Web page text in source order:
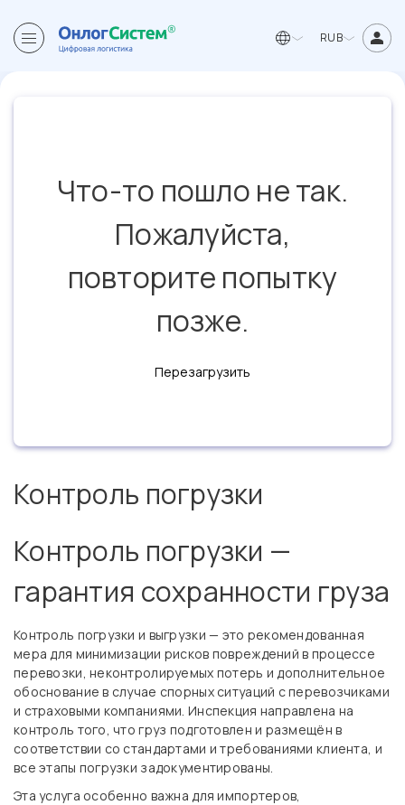
RUB
Что-то пошло не так.
Пожалуйста,
повторите попытку
позже.
Перезагрузить
Контроль погрузки
Контроль погрузки —
гарантия сохранности груза
Контроль погрузки и выгрузки — это рекомендованная
мера для минимизации рисков повреждений в процессе
перевозки, неконтролируемых потерь и дополнительное
обоснование в случае спорных ситуаций с перевозчиками
и страховыми компаниями. Инспекция направлена на
контроль того, что груз подготовлен и размещён в
соответствии со стандартами и требованиями клиента, и
все этапы погрузки задокументированы.
Эта услуга особенно важна для импортеров,